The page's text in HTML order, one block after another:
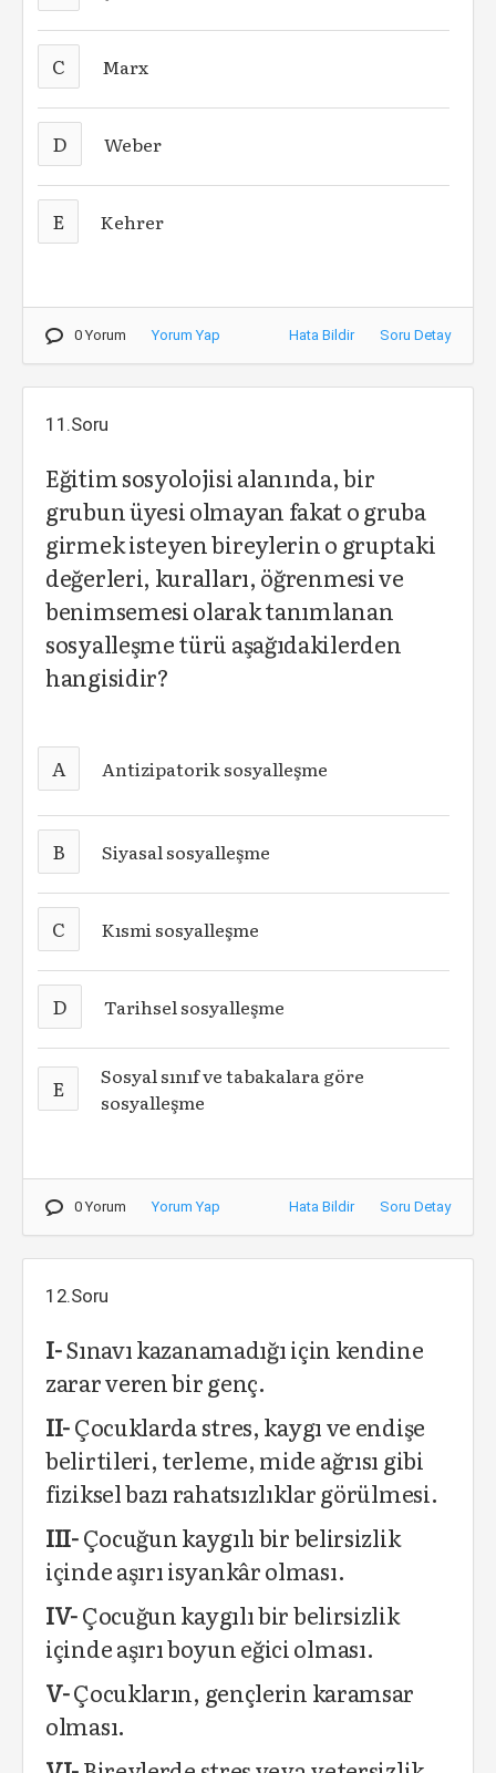
C Marx
D Weber
E Kehrer
0 Yorum Yorum Yap Hata Bildir Soru Detay
11.Soru
Eğitim sosyolojisi alanında, bir
grubun üyesi olmayan fakat o gruba
girmek isteyen bireylerin o gruptaki
değerleri, kuralları, öğrenmesi ve
benimsemesi olarak tanımlanan
sosyalleşme türü aşağıdakilerden
hangisidir?
A Antizipatorik sosyalleşme
B Siyasal sosyalleşme
C Kısmi sosyalleşme
D Tarihsel sosyalleşme
E
Sosyal sınıf ve tabakalara göre
sosyalleşme
0 Yorum Yorum Yap Hata Bildir Soru Detay
12.Soru
I-Sınavı kazanamadığı için kendine
zarar veren bir genç.
II-Çocuklarda stres, kaygı ve endişe
belirtileri, terleme, mide ağrısı gibi
fiziksel bazı rahatsızlıklar görülmesi.
III-Çocuğun kaygılı bir belirsizlik
içinde aşırı isyankâr olması.
IV-Çocuğun kaygılı bir belirsizlik
içinde aşırı boyun eğici olması.
V-Çocukların, gençlerin karamsar
olması.